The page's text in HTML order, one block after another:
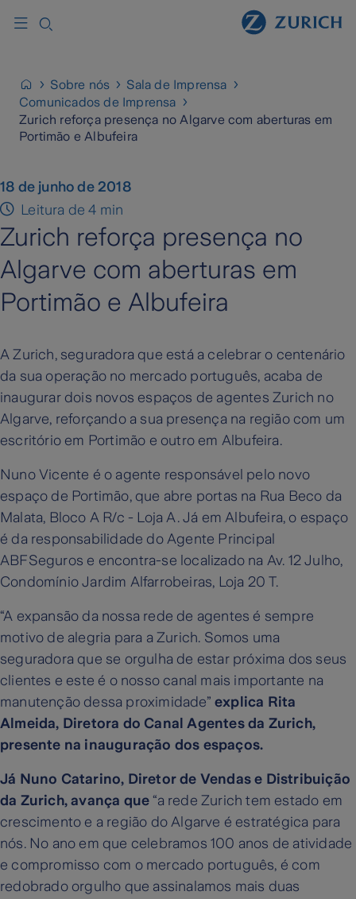
Sobre nós
Sala de Imprensa
Comunicados de Imprensa
Zurich reforça presença no Algarve com aberturas em
Portimão e Albufeira
18 de junho de 2018
Leitura de 4 min
Zurich reforça presença no
Algarve com aberturas em
Portimão e Albufeira
A Zurich, seguradora que está a celebrar o centenário
da sua operação no mercado português, acaba de
inaugurar dois novos espaços de agentes Zurich no
Algarve, reforçando a sua presença na região com um
escritório em Portimão e outro em Albufeira.
Nuno Vicente é o agente responsável pelo novo
espaço de Portimão, que abre portas na Rua Beco da
Malata, Bloco A R/c - Loja A. Já em Albufeira, o espaço
é da responsabilidade do Agente Principal
ABFSeguros e encontra-se localizado na Av. 12 Julho,
Condomínio Jardim Alfarrobeiras, Loja 20 T.
“A expansão da nossa rede de agentes é sempre
motivo de alegria para a Zurich. Somos uma
seguradora que se orgulha de estar próxima dos seus
clientes e este é o nosso canal mais importante na
manutenção dessa proximidade” explica Rita
Almeida, Diretora do Canal Agentes da Zurich,
presente na inauguração dos espaços.
Já Nuno Catarino, Diretor de Vendas e Distribuição
da Zurich, avança que “a rede Zurich tem estado em
crescimento e a região do Algarve é estratégica para
nós. No ano em que celebramos 100 anos de atividade
e compromisso com o mercado português, é com
redobrado orgulho que assinalamos mais duas